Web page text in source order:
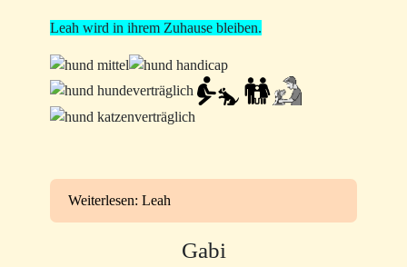
Leah wird in ihrem Zuhause bleiben.
Weiterlesen: Leah
Gabi